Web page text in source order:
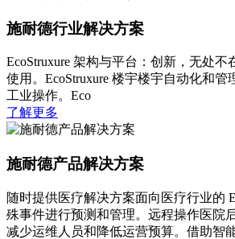
施耐德行业解决方案
EcoStruxure 架构与平台：创新，无处
使用。EcoStruxure 楼宇楼宇自动化和
工业操作。Eco
了解更多
施耐德产品解决方案
随时提供医疗解决方案面向医疗行业的
殊事件进行预测和管理。远程操作医院
减少运维人员和降低运营预算。借助智